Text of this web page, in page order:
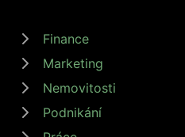
Finance
Marketing
Nemovitosti
Podnikání